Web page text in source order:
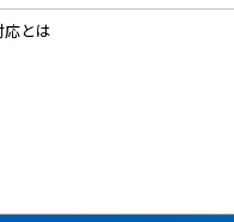
とは